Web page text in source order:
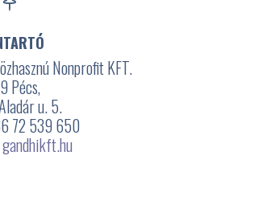
Nonprofit KFT.
Pécs,
u. 5.
72 539 650
gandhikft.hu